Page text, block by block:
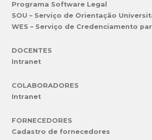
Programa Software Legal
SOU – Serviço de Orientação
WES – Serviço de Credenciamento
DOCENTES
Intranet
COLABORADORES
Intranet
FORNECEDORES
Cadastro de fornecedores